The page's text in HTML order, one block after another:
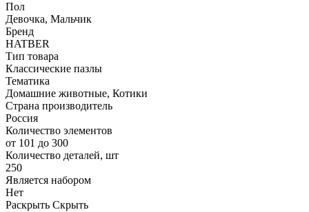
Пол
Девочка, Мальчик
Бренд
HATBER
Тип товара
Классические пазлы
Тематика
Домашние животные, Котики
Страна производитель
Россия
Количество элементов
от 101 до 300
Количество деталей, шт
250
Является набором
Нет
Раскрыть Скрыть